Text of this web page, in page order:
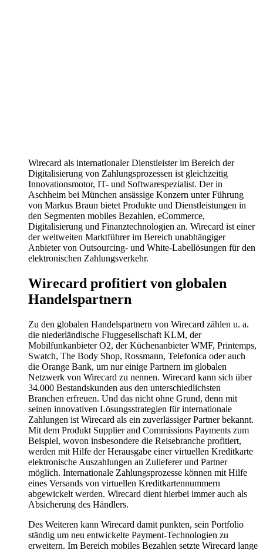
Wirecard als internationaler Dienstleister im Bereich der
Digitalisierung von Zahlungsprozessen ist gleichzeitig
Innovationsmotor, IT- und Softwarespezialist. Der in
Aschheim bei München ansässige Konzern unter Führung
von Markus Braun bietet Produkte und Dienstleistungen in
den Segmenten mobiles Bezahlen, eCommerce,
Digitalisierung und Finanztechnologien an. Wirecard ist einer
der weltweiten Marktführer im Bereich unabhängiger
Anbieter von Outsourcing- und White-Labellösungen für den
elektronischen Zahlungsverkehr.
Wirecard profitiert von globalen
Handelspartnern
Zu den globalen Handelspartnern von Wirecard zählen u. a.
die niederländische Fluggesellschaft KLM, der
Mobilfunkanbieter O2, der Küchenanbieter WMF, Printemps,
Swatch, The Body Shop, Rossmann, Telefonica oder auch
die Orange Bank, um nur einige Partnern im globalen
Netzwerk von Wirecard zu nennen. Wirecard kann sich über
34.000 Bestandskunden aus den unterschiedlichsten
Branchen erfreuen. Und das nicht ohne Grund, denn mit
seinen innovativen Lösungsstrategien für internationale
Zahlungen ist Wirecard als ein zuverlässiger Partner bekannt.
Mit dem Produkt Supplier and Commissions Payments zum
Beispiel, wovon insbesondere die Reisebranche profitiert,
werden mit Hilfe der Herausgabe einer virtuellen Kreditkarte
elektronische Auszahlungen an Zulieferer und Partner
möglich. Internationale Zahlungsprozesse können mit Hilfe
eines Versands von virtuellen Kreditkartennummern
abgewickelt werden. Wirecard dient hierbei immer auch als
Absicherung des Händlers.
Des Weiteren kann Wirecard damit punkten, sein Portfolio
ständig um neu entwickelte Payment-Technologien zu
erweitern. Im Bereich mobiles Bezahlen setzte Wirecard lange